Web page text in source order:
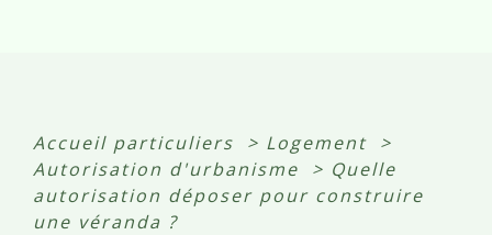
Accueil particuliers > Logement >
Autorisation d'urbanisme
> Quelle
autorisation déposer pour construire
une véranda ?